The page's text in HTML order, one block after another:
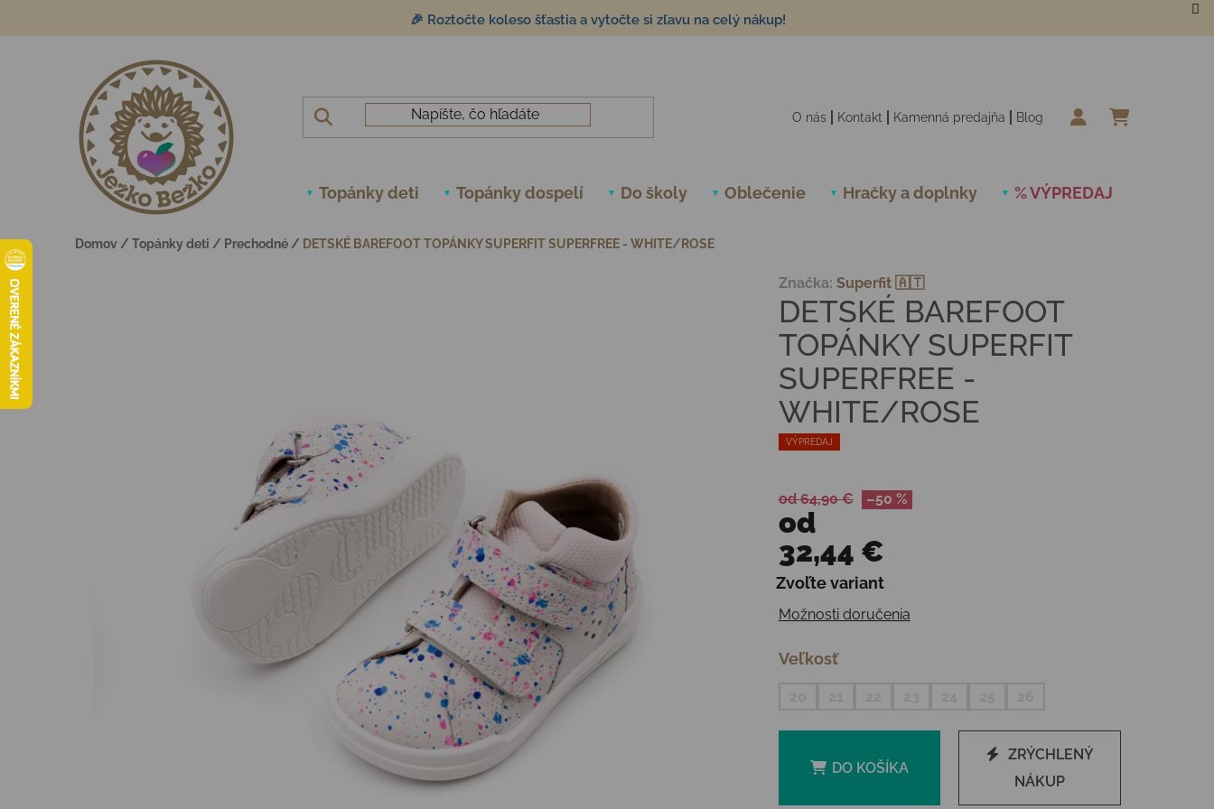
🎉 Roztočte koleso šťastia a vytočte si zľavu na celý nákup!
O nás Kontakt Kamenná predajňa Blog
Topánky deti Topánky dospelí Do školy Oblečenie Hračky a doplnky % VÝPREDAJ
Domov / Topánky deti / Prechodné / DETSKÉ BAREFOOT TOPÁNKY SUPERFIT SUPERFREE - WHITE/ROSE
VÝPREDAJ
DETSKÉ BAREFOOT
TOPÁNKY SUPERFIT
SUPERFREE -
WHITE/ROSE
Značka: Superfit 🇦🇹
od 64,90 € –50 %
od
32,44 €
Jednotková cena:
Zvoľte variant
Možnosti doručenia
Veľkosť
DO KOŠÍKA
ZRÝCHLENÝ
NÁKUP